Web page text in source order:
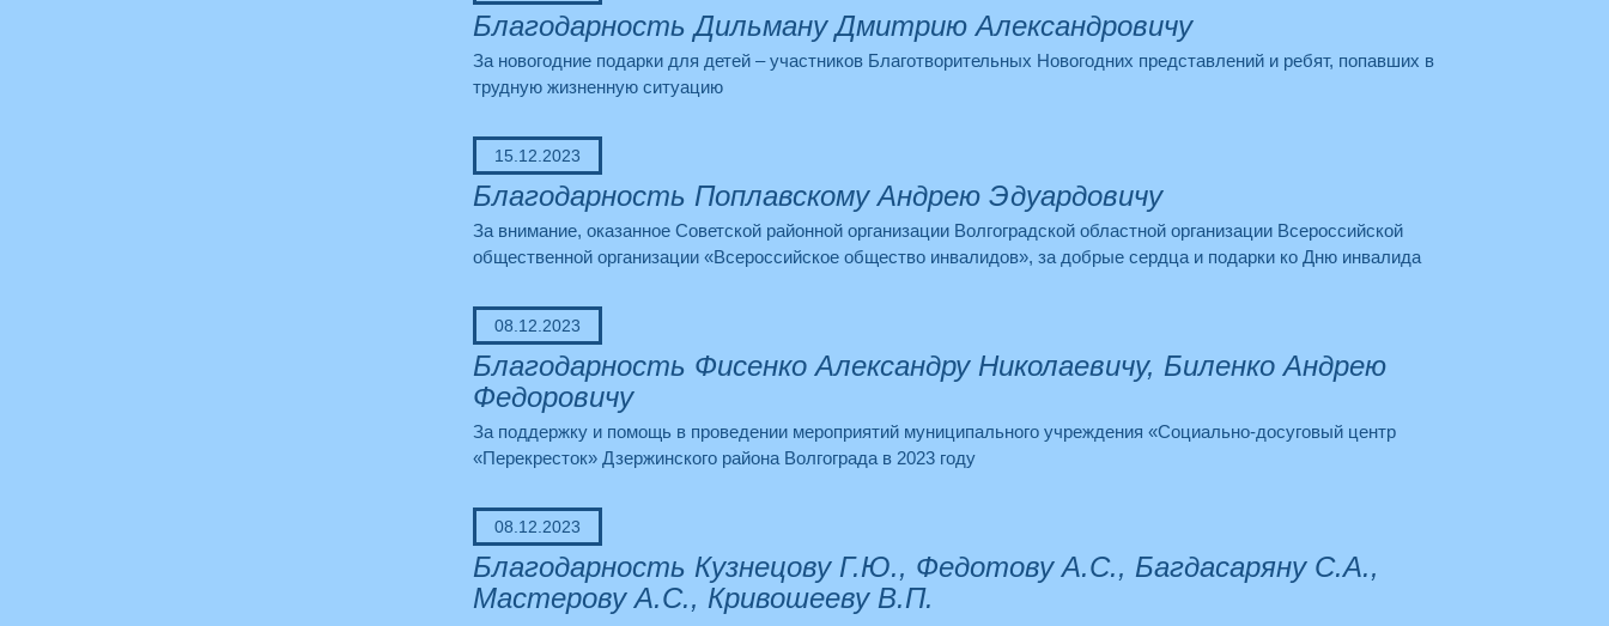
Благодарность Дильману Дмитрию Александровичу
За новогодние подарки для детей – участников Благотворительных Новогодних представлений и ребят, попавших в
трудную жизненную ситуацию
15.12.2023
Благодарность Поплавскому Андрею Эдуардовичу
За внимание, оказанное Советской районной организации Волгоградской областной организации Всероссийской
общественной организации «Всероссийское общество инвалидов», за добрые сердца и подарки ко Дню инвалида
08.12.2023
Благодарность Фисенко Александру Николаевичу, Биленко Андрею
Федоровичу
За поддержку и помощь в проведении мероприятий муниципального учреждения «Социально-досуговый центр
«Перекресток» Дзержинского района Волгограда в 2023 году
08.12.2023
Благодарность Кузнецову Г.Ю., Федотову А.С., Багдасаряну С.А.,
Мастерову А.С., Кривошееву В.П.